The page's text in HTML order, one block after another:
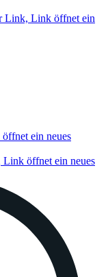
Link, Link öffnet ein
ein neues
öffnet ein neues